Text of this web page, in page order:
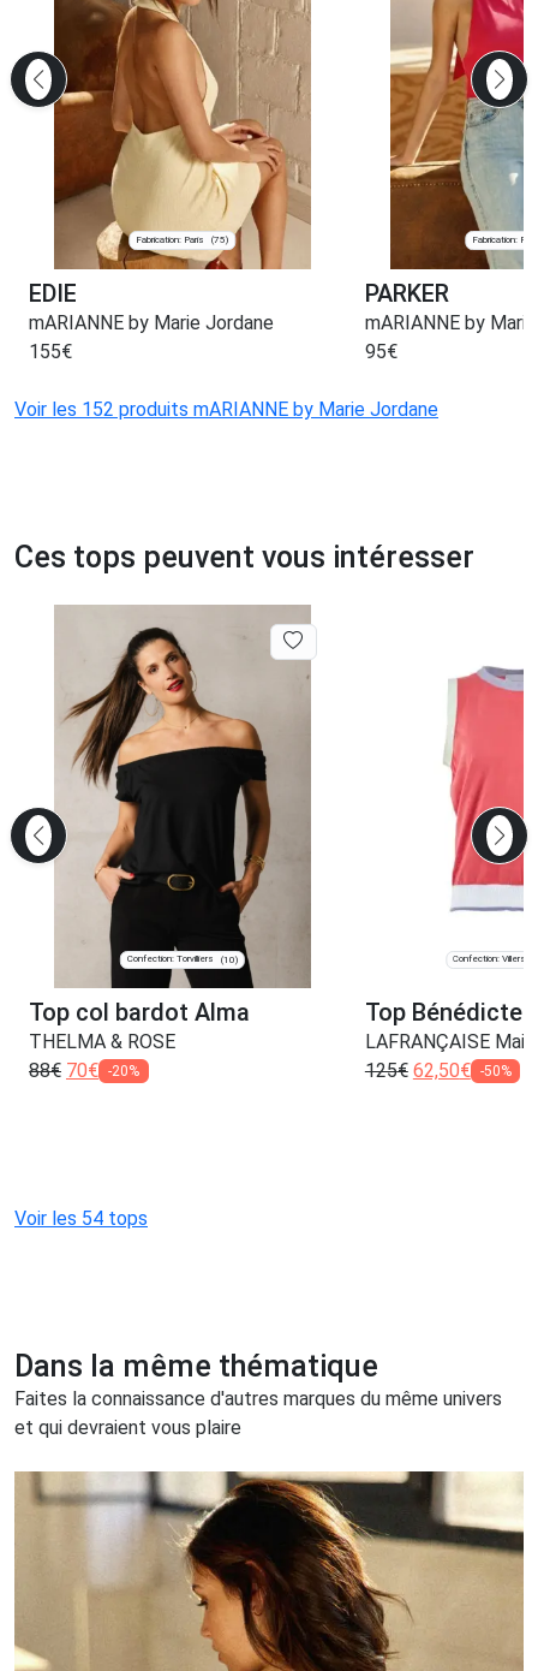
Fabrication: Paris (75)
EDIE
mARIANNE by Marie Jordane
155€
Fabrication:
PARKER
mARIANNE by
95€
Voir les 152 produits mARIANNE by Marie Jordane
Ces tops peuvent vous intéresser
Confection: Torvilliers (10)
Top col bardot Alma
THELMA & ROSE
88€ 70€ -20%
Confection: Villers-
Top Bénédicte
LAFRANÇAISE
125€ 62,50€ -50%
Voir les 54 tops
Dans la même thématique
Faites la connaissance d'autres marques du même univers
et qui devraient vous plaire